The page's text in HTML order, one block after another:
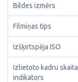
Bildes izmērs
Filmiņas tips
Izšķirtspēja ISO
Izlietoto kadru skaita
indikators